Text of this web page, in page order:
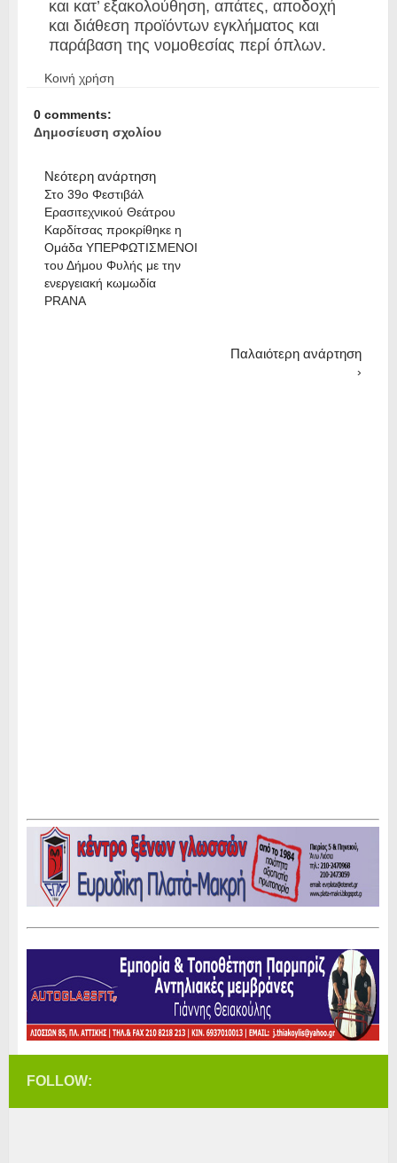
και κατ’ εξακολούθηση, απάτες, αποδοχή
και διάθεση προϊόντων εγκλήματος και
παράβαση της νομοθεσίας περί όπλων.
Κοινή χρήση
0 comments:
Δημοσίευση σχολίου
Νεότερη ανάρτηση
Στο 39ο Φεστιβάλ
Ερασιτεχνικού Θεάτρου
Καρδίτσας προκρίθηκε η
Ομάδα ΥΠΕΡΦΩΤΙΣΜΕΝΟΙ
του Δήμου Φυλής με την
ενεργειακή κωμωδία
PRANA
Παλαιότερη ανάρτηση
›
FOLLOW: